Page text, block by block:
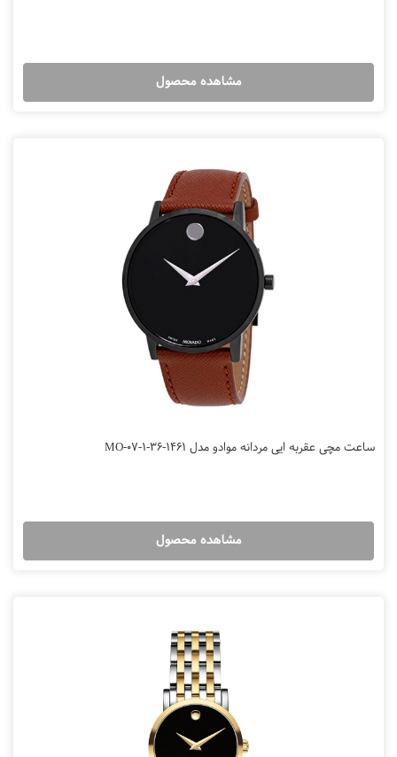
مشاهده محصول
ساعت مچی عقربه ایی مردانه موادو مدل MO-07-1-36-1461
مشاهده محصول